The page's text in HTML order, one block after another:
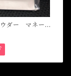
ダー マネード
Magical Powde